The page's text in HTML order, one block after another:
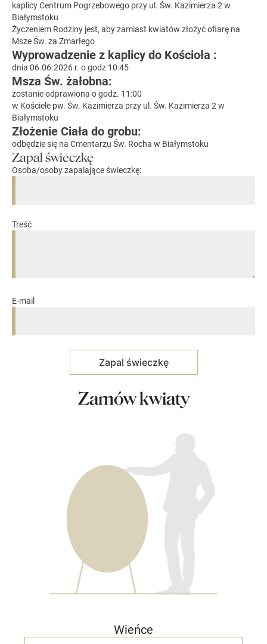
kaplicy Centrum Pogrzebowego przy ul. Św. Kazimierza 2 w
Białymstoku
Życzeniem Rodziny jest, aby zamiast kwiatów złożyć ofiarę na
Msze Św. za Zmarłego
Wyprowadzenie z kaplicy do Kościoła :
dnia 06.06.2026 r. o godz 10:45
Msza Św. żałobna:
zostanie odprawiona o godz. 11:00
w Kościele pw. Św. Kazimierza przy ul. Św. Kazimierza 2 w
Białymstoku
Złożenie Ciała do grobu:
odbędzie się na Cmentarzu Św. Rocha w Białymstoku
Zapal świeczkę
Osoba/osoby zapalające świeczkę:
Treść
E-mail
Zamów kwiaty
Wieńce